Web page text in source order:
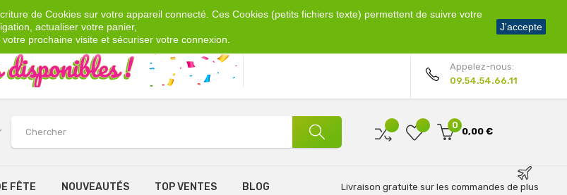
de Cookies sur votre appareil connecté. Ces Cookies (petits fichiers texte) permettent de suivre votre
actualiser votre panier,
prochaine visite et sécuriser votre connexion.
J'accepte
Bienvenue !
Mon compte
Appelez-nous:
09.54.54.66.11
0
0,00 €
FÊTE NOUVEAUTÉS TOP VENTES BLOG
Livraison gratuite sur les commandes de plus